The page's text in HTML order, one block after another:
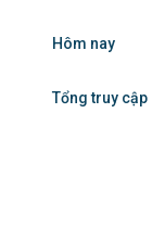
Hôm nay
Tổng truy cập